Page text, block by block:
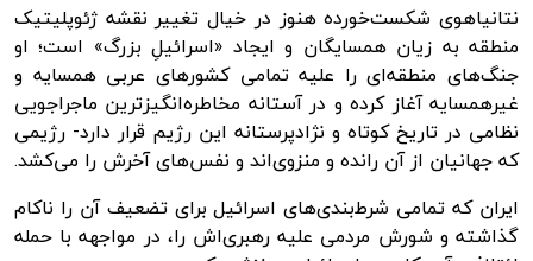
نتانیاهوی شکست‌خورده هنوز در خیال تغییر نقشه ژئوپلیتیک
منطقه به زیان همسایگان و ایجاد «اسرائیلِ بزرگ» است؛ او
جنگ‌های منطقه‌ای را علیه تمامی کشورهای عربی همسایه و
غیرهمسایه آغاز کرده و در آستانه مخاطره‌انگیزترین ماجراجویی
نظامی در تاریخ کوتاه و نژادپرستانه این رژیم قرار دارد- رژیمی
که جهانیان از آن رانده و منزوی‌اند و نفس‌های آخرش را می‌کشد.
ایران که تمامی شرط‌بندی‌های اسرائیل برای تضعیف آن را ناکام
گذاشته و شورش مردمی علیه رهبری‌اش را، در مواجهه با حمله